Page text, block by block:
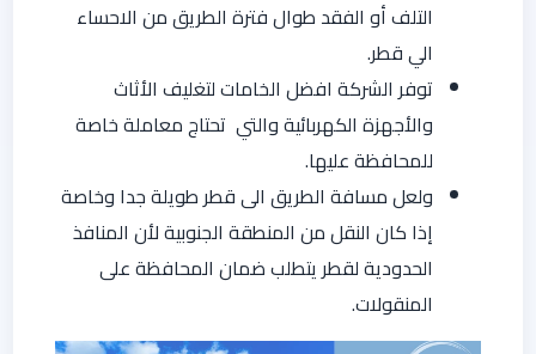
التلف أو الفقد طوال فترة الطريق من الاحساء
الي قطر.
توفر الشركة افضل الخامات لتغليف الأثاث
والأجهزة الكهربائية والتي تحتاج معاملة خاصة
للمحافظة عليها.
ولعل مسافة الطريق الى قطر طويلة جدا وخاصة
إذا كان النقل من المنطقة الجنوبية لأن المنافذ
الحدودية لقطر يتطلب ضمان المحافظة على
المنقولات.